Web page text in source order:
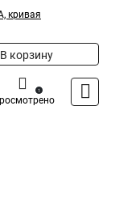
кривая
В корзину
1